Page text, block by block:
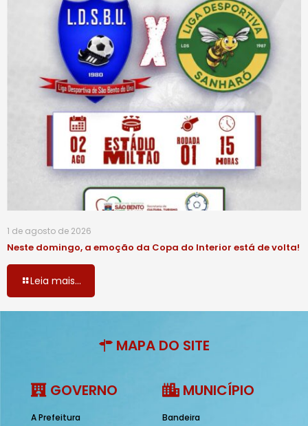
1 de agosto de 2026
Neste domingo, a emoção da Copa do Interior está de volta!
Leia mais...
MAPA DO SITE
GOVERNO
A Prefeitura
MUNICÍPIO
Bandeira